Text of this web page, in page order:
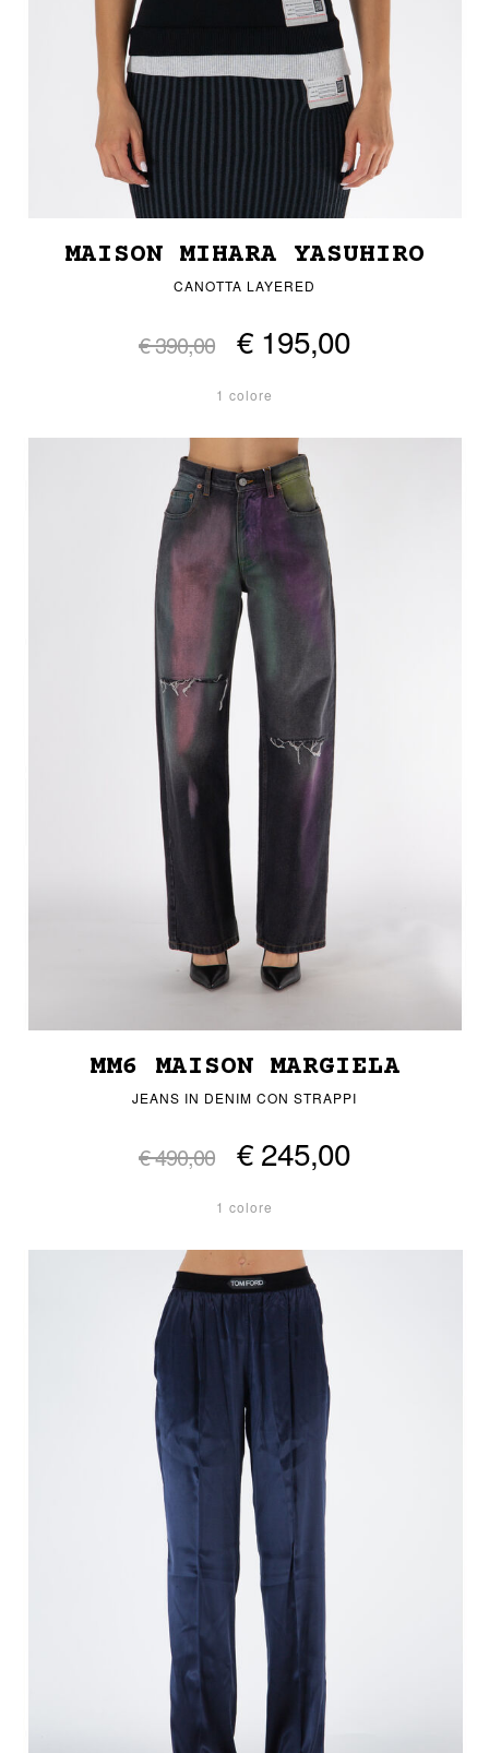
MAISON MIHARA YASUHIRO
CANOTTA LAYERED
€ 390,00 € 195,00
1 colore
MM6 MAISON MARGIELA
JEANS IN DENIM CON STRAPPI
€ 490,00 € 245,00
1 colore